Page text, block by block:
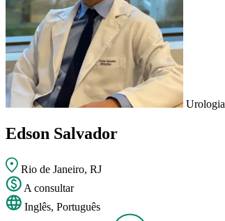
Urologia
Edson Salvador
Rio de Janeiro, RJ
A consultar
Inglês, Português